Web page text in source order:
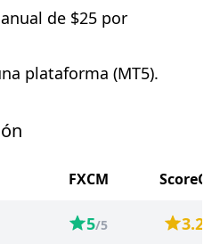
de $25 por
plataforma (MT5).
FXCM ScoreCM
5/5 3.2